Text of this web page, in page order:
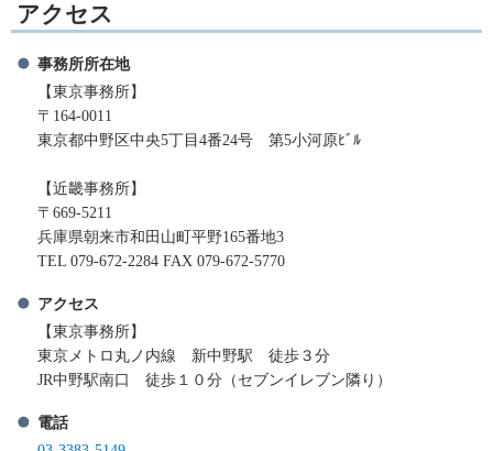
アクセス
事務所所在地
【東京事務所】
〒164-0011
東京都中野区中央5丁目4番24号 第5小河原ﾋﾞﾙ
【近畿事務所】
〒669-5211
兵庫県朝来市和田山町平野165番地3
TEL 079-672-2284 FAX 079-672-5770
アクセス
【東京事務所】
東京メトロ丸ノ内線 新中野駅 徒歩３分
JR中野駅南口 徒歩１０分（セブンイレブン隣り）
電話